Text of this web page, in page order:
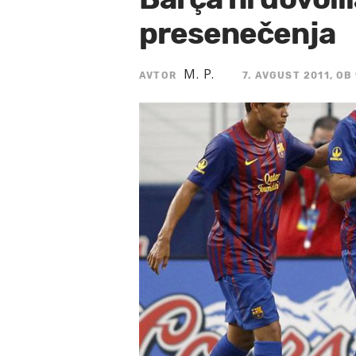
presenečenja
AVTOR M. P. 7. AVGUST 2011,